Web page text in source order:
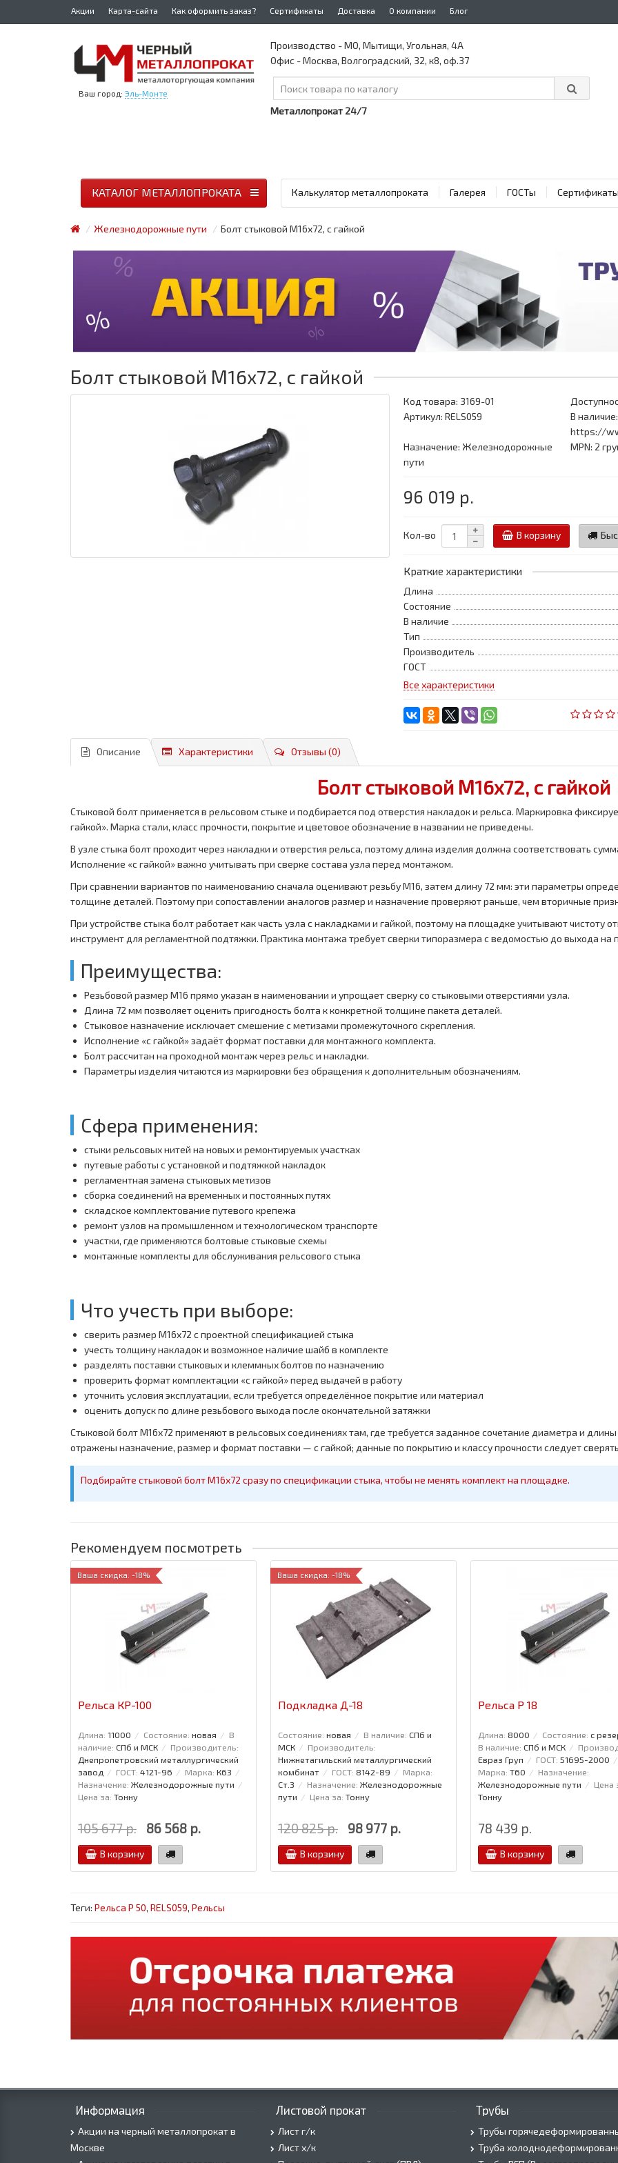
Акции Карта-сайта Как оформить заказ? Сертификаты Доставка О компании Блог
Ваш город: Эль-Монте
Производство - МО, Мытищи, Угольная, 4А
Офис - Москва, Волгоградский, 32, к8, оф.37
Металлопрокат 24/7
Калькулятор металлопроката Галерея ГОСТы
КАТАЛОГ МЕТАЛЛОПРОКАТА
Железнодорожные пути Болт стыковой М16х72, с гайкой
Болт стыковой М16х72, с гайкой
Код товара: 3169-01
Артикул: RELS059
В наличие:
https://
Назначение: Железнодорожные
пути
MPN: 2
96 019 р.
Кол-во В корзину
Краткие характеристики
Длина
Состояние
В наличие
Тип
Производитель
ГОСТ
Все характеристики
Описание Характеристики Отзывы (0)
Болт стыковой М16х72, с гайкой
Стыковой болт применяется в рельсовом стыке и подбирается под отверстия накладок и рельса. Маркировка
гайкой». Марка стали, класс прочности, покрытие и цветовое обозначение в названии не приведены.
В узле стыка болт проходит через накладки и отверстия рельса, поэтому длина изделия должна соответствовать
Исполнение «с гайкой» важно учитывать при сверке состава узла перед монтажом.
При сравнении вариантов по наименованию сначала оценивают резьбу M16, затем длину 72 мм: эти параметры
толщине деталей. Поэтому при сопоставлении аналогов размер и назначение проверяют раньше, чем вторичные
При устройстве стыка болт работает как часть узла с накладками и гайкой, поэтому на площадке учитывают чистоту
инструмент для регламентной подтяжки. Практика монтажа требует сверки типоразмера с ведомостью до выхода на
Преимущества:
Резьбовой размер M16 прямо указан в наименовании и упрощает сверку со стыковыми отверстиями узла.
Длина 72 мм позволяет оценить пригодность болта к конкретной толщине пакета деталей.
Стыковое назначение исключает смешение с метизами промежуточного скрепления.
Исполнение «с гайкой» задаёт формат поставки для монтажного комплекта.
Болт рассчитан на проходной монтаж через рельс и накладки.
Параметры изделия читаются из маркировки без обращения к дополнительным обозначениям.
Сфера применения:
стыки рельсовых нитей на новых и ремонтируемых участках
путевые работы с установкой и подтяжкой накладок
регламентная замена стыковых метизов
сборка соединений на временных и постоянных путях
складское комплектование путевого крепежа
ремонт узлов на промышленном и технологическом транспорте
участки, где применяются болтовые стыковые схемы
монтажные комплекты для обслуживания рельсового стыка
Что учесть при выборе:
сверить размер M16х72 с проектной спецификацией стыка
учесть толщину накладок и возможное наличие шайб в комплекте
разделять поставки стыковых и клеммных болтов по назначению
проверить формат комплектации «с гайкой» перед выдачей в работу
уточнить условия эксплуатации, если требуется определённое покрытие или материал
оценить допуск по длине резьбового выхода после окончательной затяжки
Стыковой болт M16х72 применяют в рельсовых соединениях там, где требуется заданное сочетание диаметра и
отражены назначение, размер и формат поставки — с гайкой; данные по покрытию и классу прочности следует
Подбирайте стыковой болт M16х72 сразу по спецификации стыка, чтобы не менять комплект на площадке.
Рекомендуем посмотреть
Ваша скидка: -18%
Рельса КР-100
Длина: 11000 Состояние: новая
В
наличие: СПб и МСК
Производитель:
Днепропетровский металлургический
завод
ГОСТ: 4121-96 Марка: К63
Назначение: Железнодорожные пути
Цена за: Тонну
105 677 р. 86 568 р.
В корзину
Ваша скидка: -18%
Подкладка Д-18
Состояние: новая В наличие: СПб и
МСК
Производитель:
Нижнетагильский металлургический
комбинат
ГОСТ: 8142-89
Марка:
Ст.3
Назначение: Железнодорожные
пути
Цена за: Тонну
120 825 р. 98 977 р.
В корзину
Рельса Р 18
Длина: 8000 Состояние: с
В наличие: СПб и МСК
Евраз Груп
ГОСТ: 51695-2000
Марка: Т60
Назначение:
Железнодорожные пути
Цена
Тонну
78 439 р.
В корзину
Теги: Рельса Р 50, RELS059, Рельсы
Информация
Акции на черный металлопрокат в
Москве
Листовой прокат
Лист г/к
Лист х/к
Трубы
Трубы
Труба